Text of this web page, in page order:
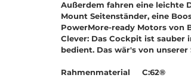
Außerdem fahren eine leichte
Mount Seitenständer, eine
PowerMore-ready Motors von
Clever: Das Cockpit ist
bedient. Das wär's von
Rahmenmaterial C:62®